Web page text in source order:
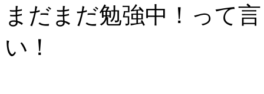
まだまだ勉強中！って
い！